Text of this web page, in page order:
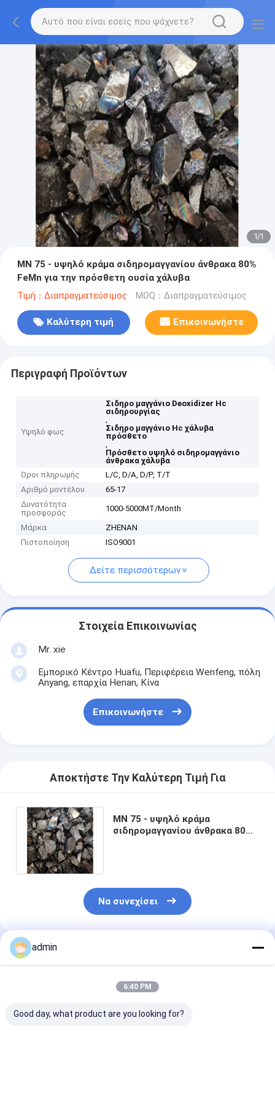
1/1
ΜΝ 75 - υψηλό κράμα σιδηρομαγγανίου άνθρακα 80%
FeMn για την πρόσθετη ουσία χάλυβα
Τιμή：Διαπραγματεύσιμος MOQ：Διαπραγματεύσιμος
Καλύτερη τιμή Επικοινωνήστε
Περιγραφή Προϊόντων
Υψηλό φως
Σιδηρο μαγγάνιο Deoxidizer Hc
σιδηρουργίας
,
Σιδηρο μαγγάνιο Hc χάλυβα
πρόσθετο
,
Πρόσθετο υψηλό σιδηρομαγγάνιο
άνθρακα χάλυβα
Όροι πληρωμής
L/C, D/A, D/P, T/T
Αριθμό μοντέλου
65-17
Δυνατότητα
προσφοράς
1000-5000MT/Month
Μάρκα
ZHENAN
Πιστοποίηση
ISO9001
Δείτε περισσότερων
Στοιχεία Επικοινωνίας
Mr. xie
Εμπορικό Κέντρο Huafu, Περιφέρεια Wenfeng, πόλη
Anyang, επαρχία Henan, Κίνα
Επικοινωνήστε
Αποκτήστε Την Καλύτερη Τιμή Για
ΜΝ 75 - υψηλό κράμα
σιδηρομαγγανίου άνθρακα 80%
Να συνεχίσει
Συνιστώμενα Προϊόντα
admin
6:40 PM
Good day, what product are you looking for?